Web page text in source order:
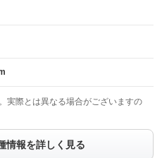
：装備なし
フロントカメラ
：装備なし
実際とは異なる場合がございますの
情報を詳しく見る